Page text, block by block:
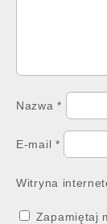
Nazwa*
E-mail *
Witryna
Zapamiętaj